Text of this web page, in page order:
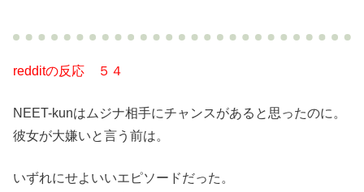
redditの反応 ５４
NEET-kunはムジナ相手にチャンスがあると思ったのに。
彼女が大嫌いと言う前は。
いずれにせよいいエピソードだった。